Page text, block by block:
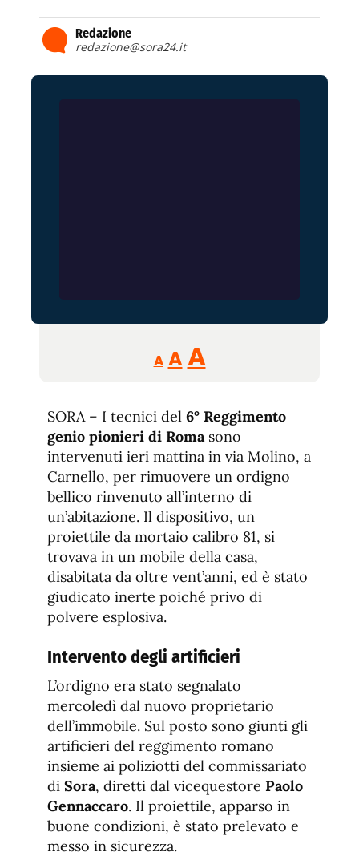
Redazione
redazione@sora24.it
A
Reducir
tamaño
A Restablecer
tamaño
de
fuente
AAumentar
de
fuente.
SORA – I tecnici del 6° Reggimento
genio pionieri di Roma sono
intervenuti ieri mattina in via Molino, a
Carnello, per rimuovere un ordigno
bellico rinvenuto all’interno di
un’abitazione. Il dispositivo, un
proiettile da mortaio calibro 81, si
trovava in un mobile della casa,
disabitata da oltre vent’anni, ed è stato
giudicato inerte poiché privo di
polvere esplosiva.
Intervento degli artificieri
L’ordigno era stato segnalato
mercoledì dal nuovo proprietario
dell’immobile. Sul posto sono giunti gli
artificieri del reggimento romano
insieme ai poliziotti del commissariato
di Sora, diretti dal vicequestore Paolo
Gennaccaro. Il proiettile, apparso in
buone condizioni, è stato prelevato e
messo in sicurezza.